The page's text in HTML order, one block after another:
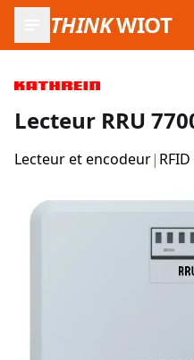
THINKWIOT
Lecteur RRU
Lecteur et encodeur|
Images du produit